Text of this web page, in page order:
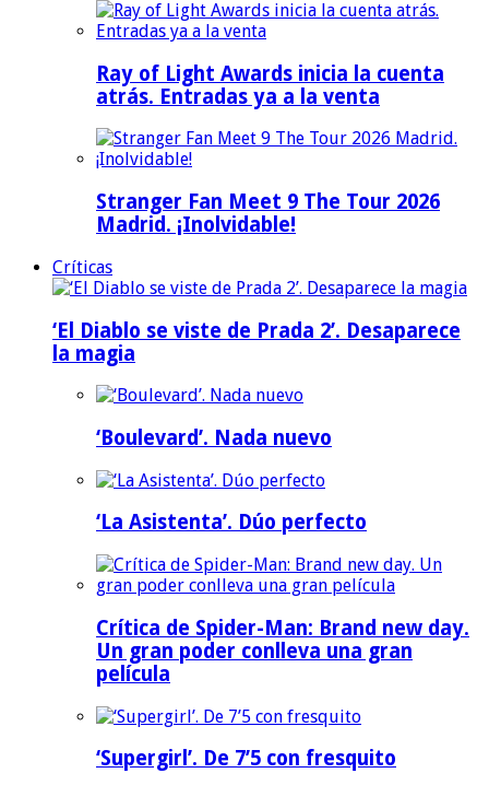
Ray of Light Awards inicia la cuenta
atrás. Entradas ya a la venta
Stranger Fan Meet 9 The Tour 2026
Madrid. ¡Inolvidable!
Críticas
‘El Diablo se viste de Prada 2’. Desaparece
la magia
‘Boulevard’. Nada nuevo
‘La Asistenta’. Dúo perfecto
Crítica de Spider-Man: Brand new day.
Un gran poder conlleva una gran
película
‘Supergirl’. De 7’5 con fresquito